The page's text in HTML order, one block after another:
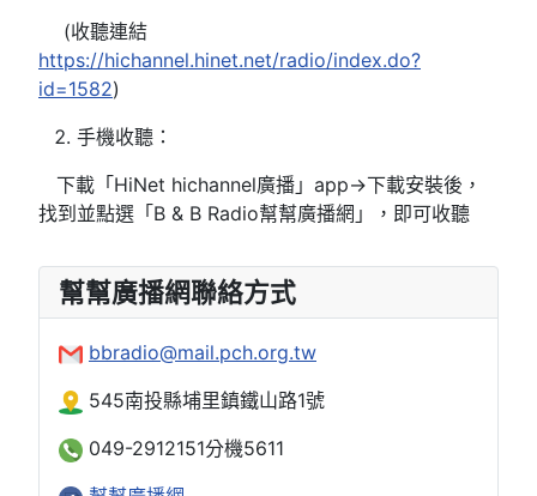
(收聽連結
https://hichannel.hinet.net/radio/index.do?
id=1582)
手機收聽：
下載「HiNet hichannel廣播」app→下載安裝後，
找到並點選「B & B Radio幫幫廣播網」，即可收聽
幫幫廣播網聯絡方式
bbradio@mail.pch.org.tw
545南投縣埔里鎮鐵山路1號
049-2912151分機5611